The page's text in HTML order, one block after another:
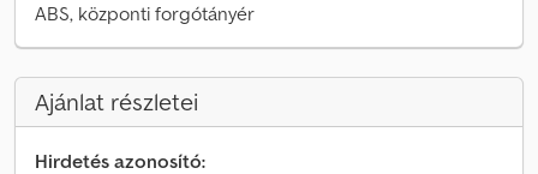
ABS, központi forgótányér
Ajánlat részletei
Hirdetés azonosító: